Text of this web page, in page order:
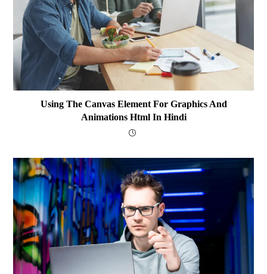
Using The Canvas Element For Graphics And
Animations Html In Hindi